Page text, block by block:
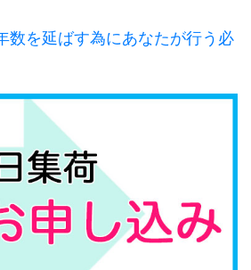
数を延ばす為にあなたが行う必